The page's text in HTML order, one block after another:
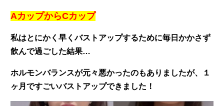
AカップからCカップ
私はとにかく早くバストアップするために毎日かかさず
飲んで過ごした結果…
ホルモンバランスが元々悪かったのもありましたが、１
ヶ月ですごいバストアップできました！